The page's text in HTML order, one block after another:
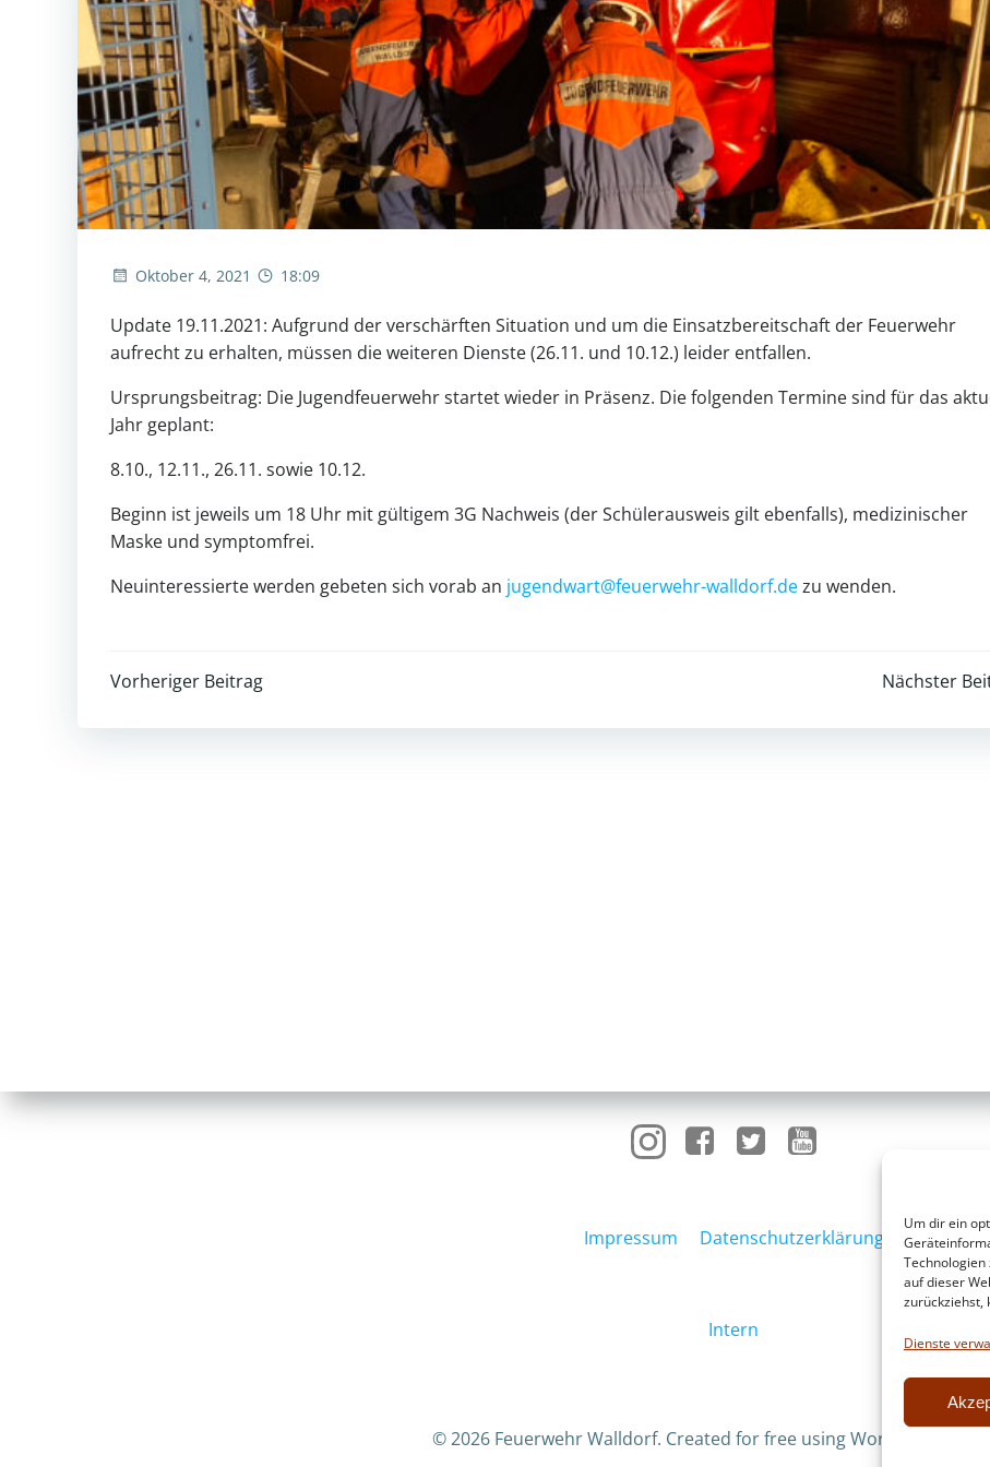
Um dir ein
auf dieser
zurückziehst,
Dienste
Oktober 4, 2021 18:09
Update 19.11.2021: Aufgrund der verschärften Situation und um die Einsatzbereitschaft der Feuerwehr
aufrecht zu erhalten, müssen die weiteren Dienste (26.11. und 10.12.) leider entfallen.
Ursprungsbeitrag: Die Jugendfeuerwehr startet wieder in Präsenz. Die folgenden Termine sind für das
Jahr geplant:
8.10., 12.11., 26.11. sowie 10.12.
Beginn ist jeweils um 18 Uhr mit gültigem 3G Nachweis (der Schülerausweis gilt ebenfalls), medizinischer
Maske und symptomfrei.
Neuinteressierte werden gebeten sich vorab an jugendwart@feuerwehr-walldorf.dezu wenden.
Post
navigation
Vorheriger Beitrag
navigation
Nächster
Impressum Datenschutzerklärung
Intern
© 2026 Feuerwehr Walldorf. Created for free using WordPress and